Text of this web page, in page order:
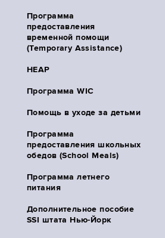
Программа
предоставления
временной помощи
(Temporary Assistance)
HEAP
Программа WIC
Помощь в уходе за детьми
Программа
предоставления школьных
обедов (School Meals)
Программа летнего
питания
Дополнительное пособие
SSI штата Нью-Йорк